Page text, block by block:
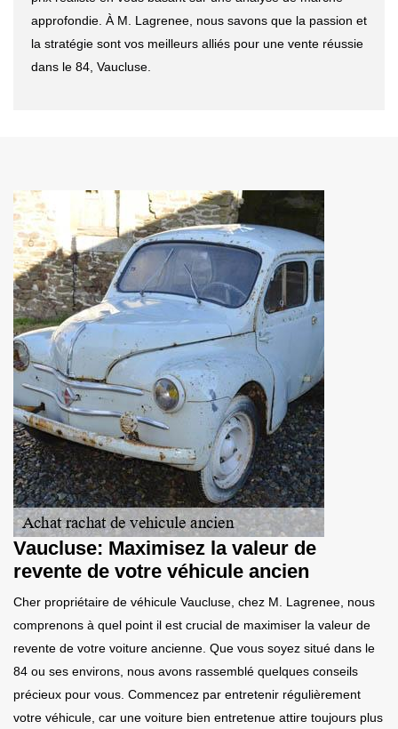
approfondie. À M. Lagrenee, nous savons que la passion et
la stratégie sont vos meilleurs alliés pour une vente réussie
dans le 84, Vaucluse.
Vaucluse: Maximisez la valeur de
revente de votre véhicule ancien
Cher propriétaire de véhicule Vaucluse, chez M. Lagrenee, nous
comprenons à quel point il est crucial de maximiser la valeur de
revente de votre voiture ancienne. Que vous soyez situé dans le
84 ou ses environs, nous avons rassemblé quelques conseils
précieux pour vous. Commencez par entretenir régulièrement
votre véhicule, car une voiture bien entretenue attire toujours plus